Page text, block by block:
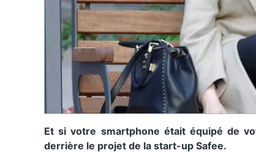
Et si votre smartphone était équipé de
derrière le projet de la start-up Safee.